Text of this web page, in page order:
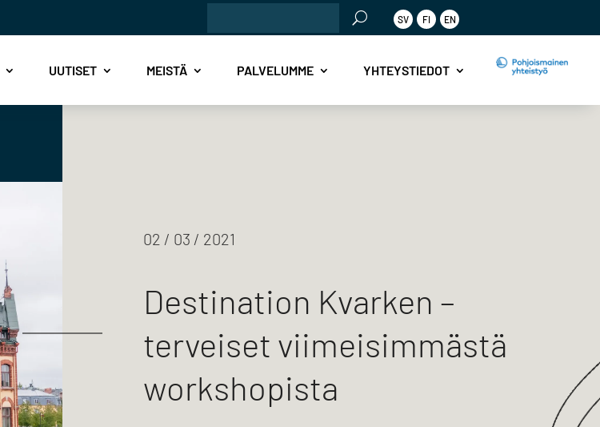
SV FI EN
UUTISET MEISTÄ PALVELUMME YHTEYSTIEDOT
02 / 03 / 2021
Destination Kvarken –
terveiset viimeisimmästä
workshopista